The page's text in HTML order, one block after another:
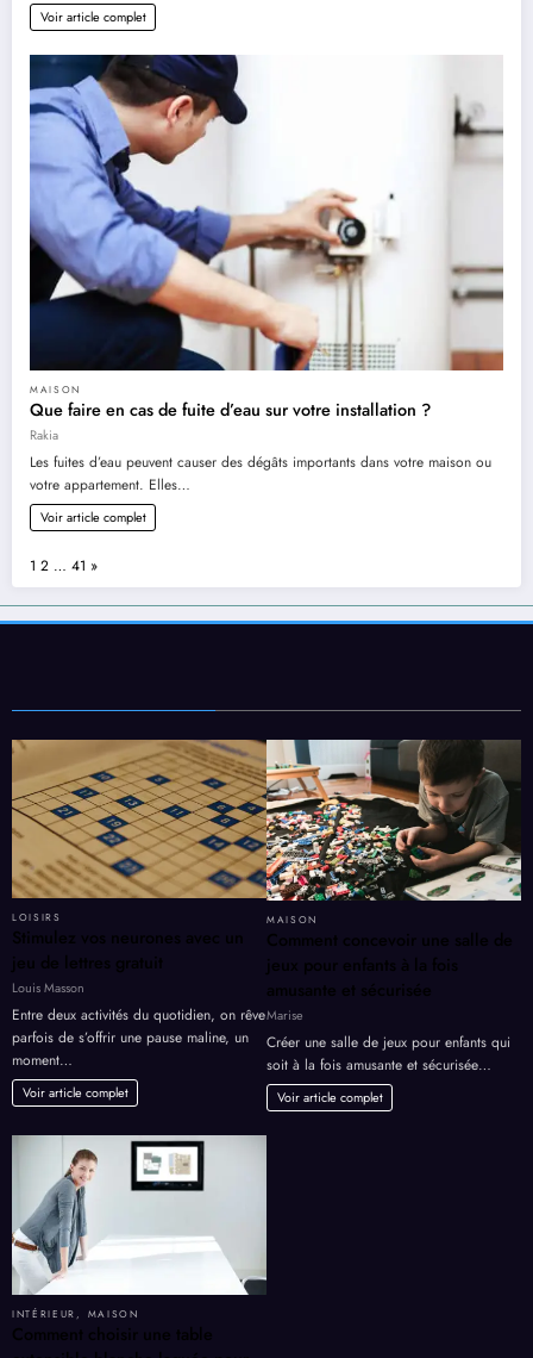
Voir article complet
MAISON
Que faire en cas de fuite d’eau sur votre installation ?
Rakia
Les fuites d’eau peuvent causer des dégâts importants dans votre maison ou
votre appartement. Elles…
Voir article complet
Page:
1 2 … 41 Next
»
LOISIRS
Stimulez vos neurones avec un
jeu de lettres gratuit
Louis Masson
Entre deux activités du quotidien, on rêve
parfois de s’offrir une pause maline, un
moment…
Voir article complet
MAISON
Comment concevoir une salle de
jeux pour enfants à la fois
amusante et sécurisée
Marise
Créer une salle de jeux pour enfants qui
soit à la fois amusante et sécurisée…
Voir article complet
INTÉRIEUR , MAISON
Comment choisir une table